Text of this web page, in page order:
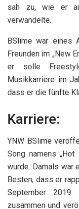
sah zu, wie er
verwandelte.
BSlime war eines
Freunden im „New
er solle
Musikkarriere im
dass er die fünfte
Karriere:
YNW BSlime
Song namens
wurde. Damals war
Besten, dass er
September
zusammen und